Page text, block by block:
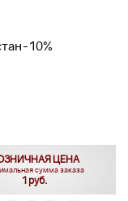
10%
ЦЕНА
сумма заказа
1 руб.